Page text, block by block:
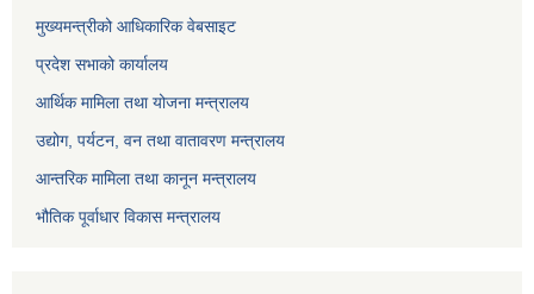
मुख्यमन्त्रीको आधिकारिक वेबसाइट
प्रदेश सभाको कार्यालय
आर्थिक मामिला तथा योजना मन्त्रालय
उद्योग, पर्यटन, वन तथा वातावरण मन्त्रालय
आन्तरिक मामिला तथा कानून मन्त्रालय
भौतिक पूर्वाधार विकास मन्त्रालय